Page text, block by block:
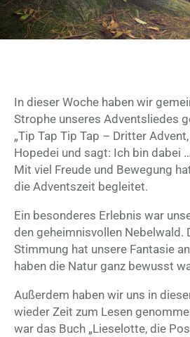
In dieser Woche haben wir
Strophe unseres Adventsliedes
„Tip Tap Tip Tap – Dritter
Hopedei und sagt: Ich bin dabei
Mit viel Freude und Bewegung
die Adventszeit begleitet.
Ein besonderes Erlebnis war
den geheimnisvollen Nebelwald.
Stimmung hat unsere Fantasie
haben die Natur ganz bewusst
Außerdem haben wir uns in
wieder Zeit zum Lesen
war das Buch „Lieselotte, die